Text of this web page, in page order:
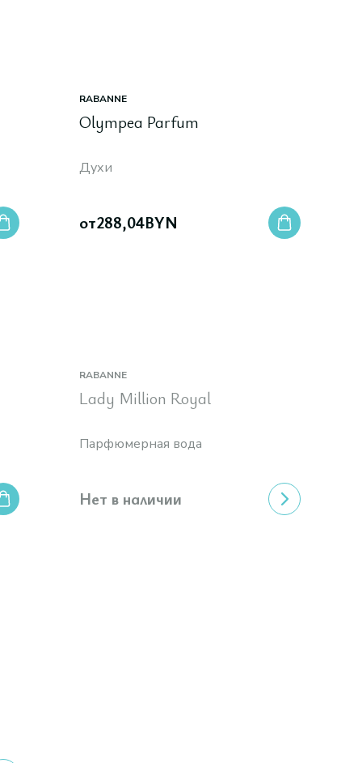
RABANNE
Olympea Parfum
Духи
от288,04BYN
RABANNE
Lady Million Royal
Парфюмерная вода
Нет в наличии